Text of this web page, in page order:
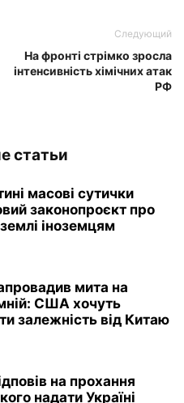
Следующий
На фронті стрімко зросла
інтенсивність хімічних атак
РФ
статьи
масові сутички
законопроєкт про
іноземцям
мита на
США хочуть
залежність від Китаю
на прохання
надати Україні